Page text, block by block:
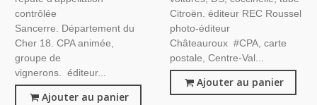
contrôlée
Sancerre. Département du
Cher 18. CPA animée,
groupe de
vignerons. éditeur...
Ajouter au panier
Citroën. éditeur REC Roussel
photo-éditeur
Châteauroux #CPA, carte
postale, Centre-Val...
Ajouter au panier